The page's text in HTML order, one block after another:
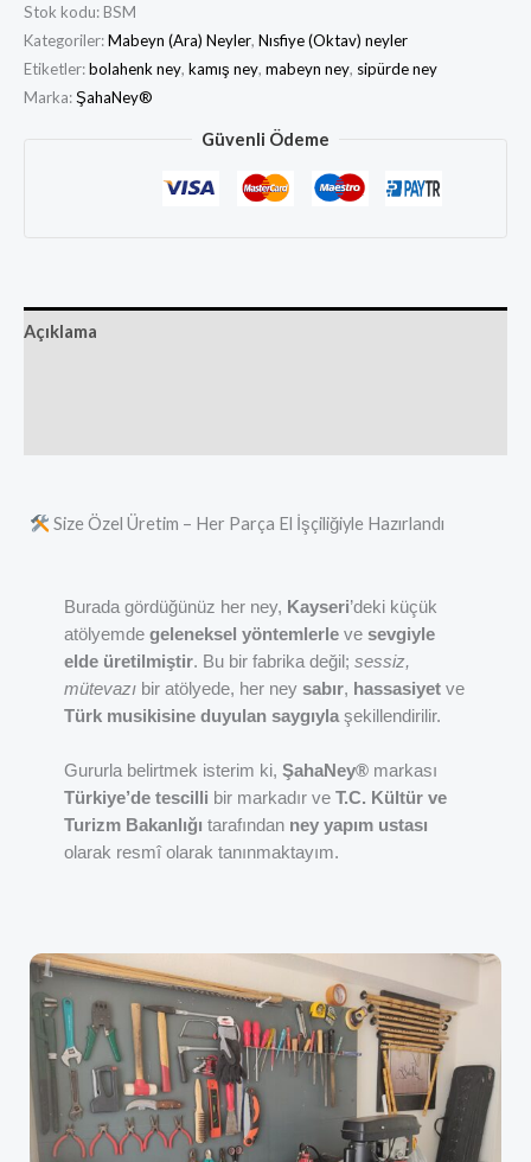
Stok kodu: BSM
Kategoriler:Mabeyn (Ara) Neyler, Nısfiye (Oktav) neyler
Etiketler:bolahenk ney, kamış ney, mabeyn ney, sipürde ney
Marka:ŞahaNey®
Güvenli Ödeme
Açıklama
Size Özel Üretim – Her Parça El İşçiliğiyle Hazırlandı
Burada gördüğünüz her ney, Kayseri’deki küçük
atölyemdegeleneksel yöntemlerle vesevgiyle
elde üretilmiştir . Bu bir fabrika değil;sessiz,
mütevazı bir atölyede, her neysabır, hassasiyet ve
Türk musikisine duyulan saygıyla şekillendirilir.
Gururla belirtmek isterim ki,ŞahaNey® markası
Türkiye’de tescilli bir markadır veT.C. Kültür ve
Turizm Bakanlığı tarafından ney yapım ustası
olarak resmî olarak tanınmaktayım.